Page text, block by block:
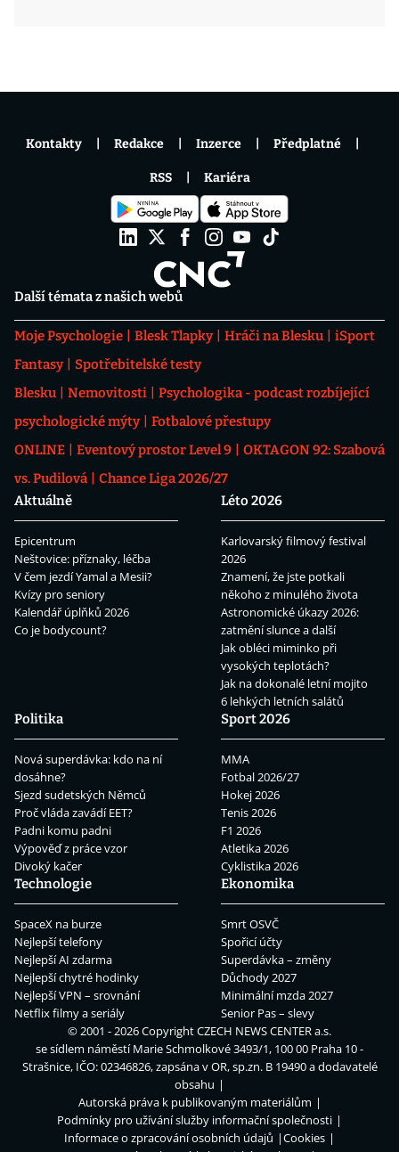
Další témata z našich webů
Moje Psychologie Blesk Tlapky Hráči na Blesku
iSport
Fantasy
Spotřebitelské testy
Blesku
Nemovitosti
Psychologika - podcast rozbíjející
psychologické mýty
Fotbalové přestupy
ONLINE
Eventový prostor Level 9
OKTAGON 92: Szabová
vs. Pudilová
Chance Liga 2026/27
Aktuálně
Epicentrum
Neštovice: příznaky, léčba
V čem jezdí Yamal a Mesii?
Kvízy pro seniory
Kalendář úplňků 2026
Co je bodycount?
Léto 2026
Karlovarský filmový festival
2026
Znamení, že jste potkali
někoho z minulého života
Astronomické úkazy 2026:
zatmění slunce a další
Jak obléci miminko při
vysokých teplotách?
Jak na dokonalé letní mojito
6 lehkých letních salátů
Politika
Nová superdávka: kdo na ní
dosáhne?
Sjezd sudetských Němců
Proč vláda zavádí EET?
Padni komu padni
Výpověď z práce vzor
Divoký kačer
Sport 2026
MMA
Fotbal 2026/27
Hokej 2026
Tenis 2026
F1 2026
Atletika 2026
Cyklistika 2026
Technologie
SpaceX na burze
Nejlepší telefony
Nejlepší AI zdarma
Nejlepší chytré hodinky
Nejlepší VPN – srovnání
Netflix filmy a seriály
Ekonomika
Smrt OSVČ
Spořicí účty
Superdávka – změny
Důchody 2027
Minimální mzda 2027
Senior Pas – slevy
Kontakty Redakce Inzerce Předplatné
RSS Kariéra
© 2001 - 2026 CopyrightCZECH NEWS CENTER a.s.
se sídlem náměstí Marie Schmolkové 3493/1, 100 00 Praha 10 -
Strašnice, IČO: 02346826, zapsána v OR, sp.zn. B 19490 a dodavatelé
obsahu
Autorská práva k publikovaným materiálům
Podmínky pro užívání služby informační společnosti
Informace o zpracování osobních údajů
Cookies